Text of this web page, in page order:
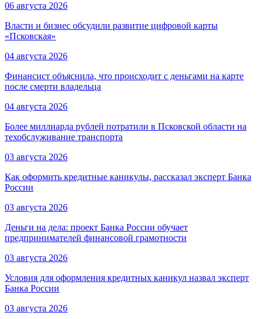
06 августа 2026
Власти и бизнес обсудили развитие цифровой карты
«Псковская»
04 августа 2026
Финансист объяснила, что происходит с деньгами на карте
после смерти владельца
04 августа 2026
Более миллиарда рублей потратили в Псковской области на
техобслуживание транспорта
03 августа 2026
Как оформить кредитные каникулы, рассказал эксперт Банка
России
03 августа 2026
Деньги на дела: проект Банка России обучает
предпринимателей финансовой грамотности
03 августа 2026
Условия для оформления кредитных каникул назвал эксперт
Банка России
03 августа 2026